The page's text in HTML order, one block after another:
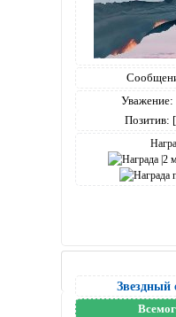
Уважение:
Позитив:
Звездный